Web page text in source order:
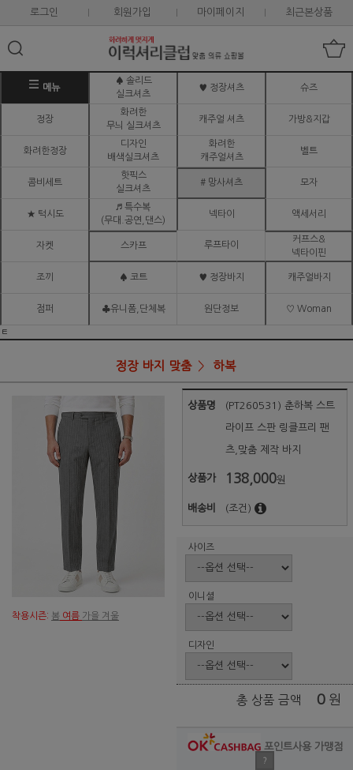
로그인 회원가입 마이페이지 최근본상품
메뉴
♠ 솔리드
실크셔츠
♥ 정장셔츠 슈즈
정장
화려한
무늬 실크셔츠
캐주얼 셔츠 가방&지갑
화려한정장
디자인
배색실크셔츠
화려한
캐주얼셔츠
벨트
콤비세트
핫픽스
실크셔츠
# 망사셔츠 모자
★ 턱시도
♬ 특수복
(무대.공연,댄스)
넥타이 액세서리
자켓 스카프 루프타이
커프스&
넥타이핀
조끼 ♠ 코트 ♥ 정장바지 캐주얼바지
점퍼 ♣유니폼,단체복 원단정보 ♡ Woman
ㅌ
정장 바지 맞춤 하복
착용시즌: 봄 여름 가을 겨울
상품명 (PT260531) 춘하복 스트
라이프 스판 링클프리 팬
츠,맞춤 제작 바지
상품가 138,000원
배송비 (조건)
사이즈
이니셜
디자인
총 상품 금액 0 원
포인트사용 가맹점
?